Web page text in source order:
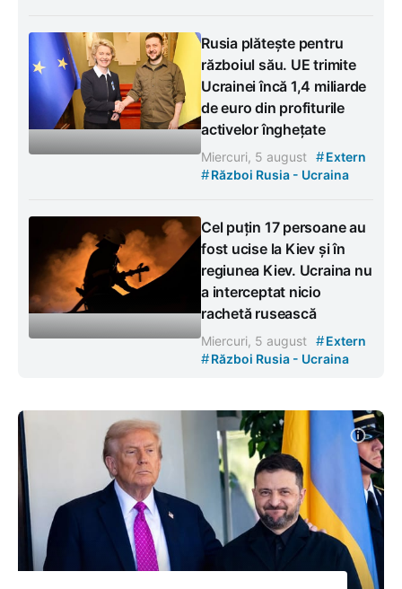
Rusia plătește pentru
războiul său. UE trimite
Ucrainei încă 1,4 miliarde
de euro din profiturile
activelor înghețate
Miercuri, 5 august #Extern
#Război Rusia - Ucraina
Cel puțin 17 persoane au
fost ucise la Kiev și în
regiunea Kiev. Ucraina nu
a interceptat nicio
rachetă rusească
Miercuri, 5 august #Extern
#Război Rusia - Ucraina